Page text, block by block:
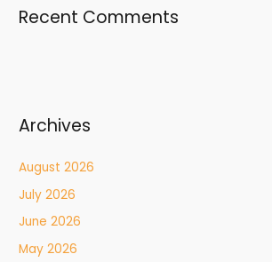
Recent Comments
Archives
August 2026
July 2026
June 2026
May 2026